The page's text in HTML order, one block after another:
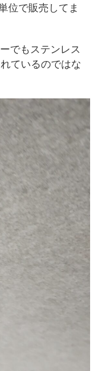
位で販売してま
でもステンレス
ているのではな